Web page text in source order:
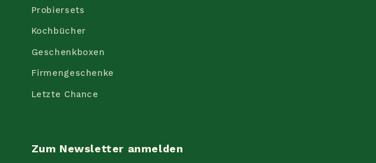
Probiersets
Kochbücher
Geschenkboxen
Firmengeschenke
Letzte Chance
Zum Newsletter anmelden